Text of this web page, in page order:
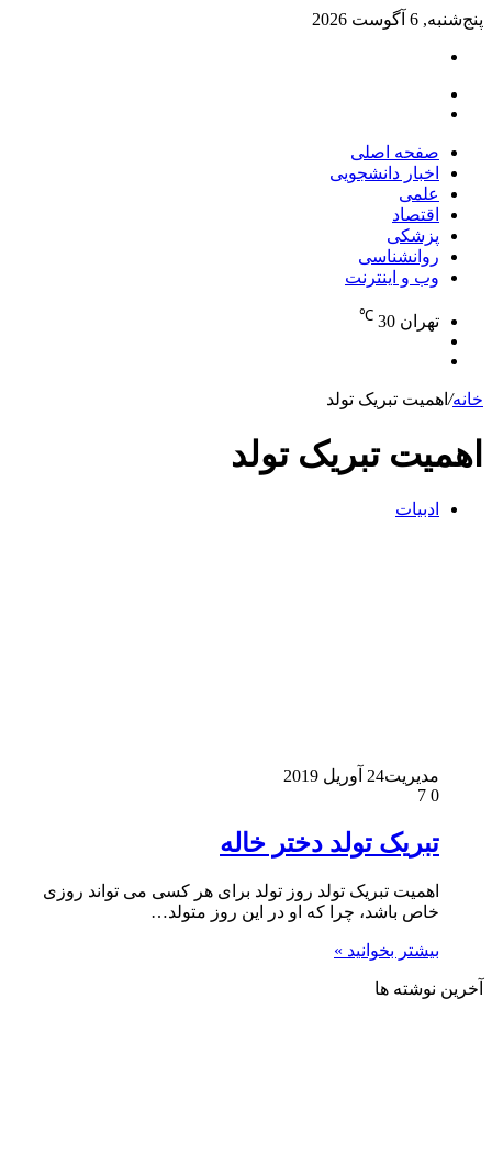
پنج‌شنبه, 6 آگوست 2026
صفحه اصلی
اخبار دانشجویی
علمی
اقتصاد
پزشکی
روانشناسی
وب و اینترنت
تهران 30
℃
خانه/ اهمیت تبریک تولد
اهمیت تبریک تولد
ادبیات
مدیریت24 آوریل 2019
0
تبریک تولد دختر خاله
اهمیت تبریک تولد روز تولد برای هر کسی می تواند روزی
خاص باشد، چرا که او در این روز متولد…
بیشتر بخوانید »
آخرین نوشته ها